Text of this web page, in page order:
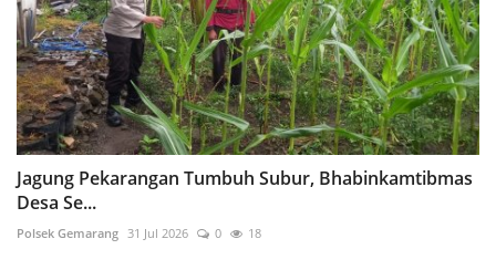
Jagung Pekarangan Tumbuh Subur, Bhabinkamtibmas
Desa Se...
Polsek Gemarang 31 Jul 2026 0 18